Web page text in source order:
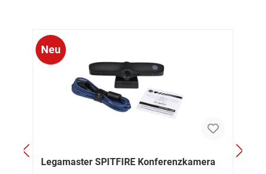
Neu
Legamaster SPITFIRE Konferenzkamera